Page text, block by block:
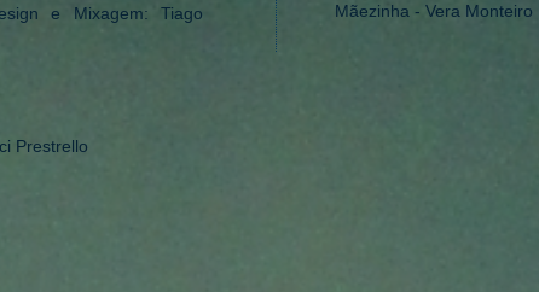
e Mixagem: Tiago
Prestrello
Mãezinha - Vera Monteiro